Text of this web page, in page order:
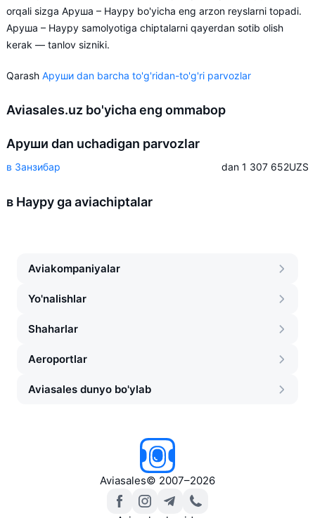
orqali sizga Аруша – Науру bo'yicha eng arzon reyslarni topadi.
Аруша – Науру samolyotiga chiptalarni qayerdan sotib olish
kerak — tanlov sizniki.
Qarash Аруши dan barcha to'g'ridan-to'g'ri parvozlar
Aviasales.uz bo'yicha eng ommabop
Аруши dan uchadigan parvozlar
в Занзибар dan 1 307 652UZS
в Науру ga aviachiptalar
Aviakompaniyalar
Yo'nalishlar
Shaharlar
Aeroportlar
Aviasales dunyo bo'ylab
Aviasales© 2007–2026